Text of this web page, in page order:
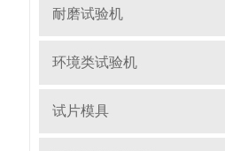
耐磨试验机
环境类试验机
试片模具